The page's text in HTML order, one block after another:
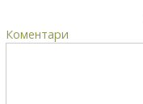
Коментари